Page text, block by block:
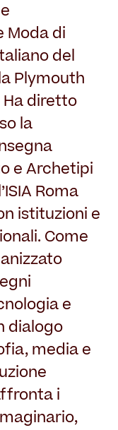
Moda di
del
Plymouth
Ha diretto
la
e Archetipi
Roma
istituzioni e
Come
e
dialogo
media e
i